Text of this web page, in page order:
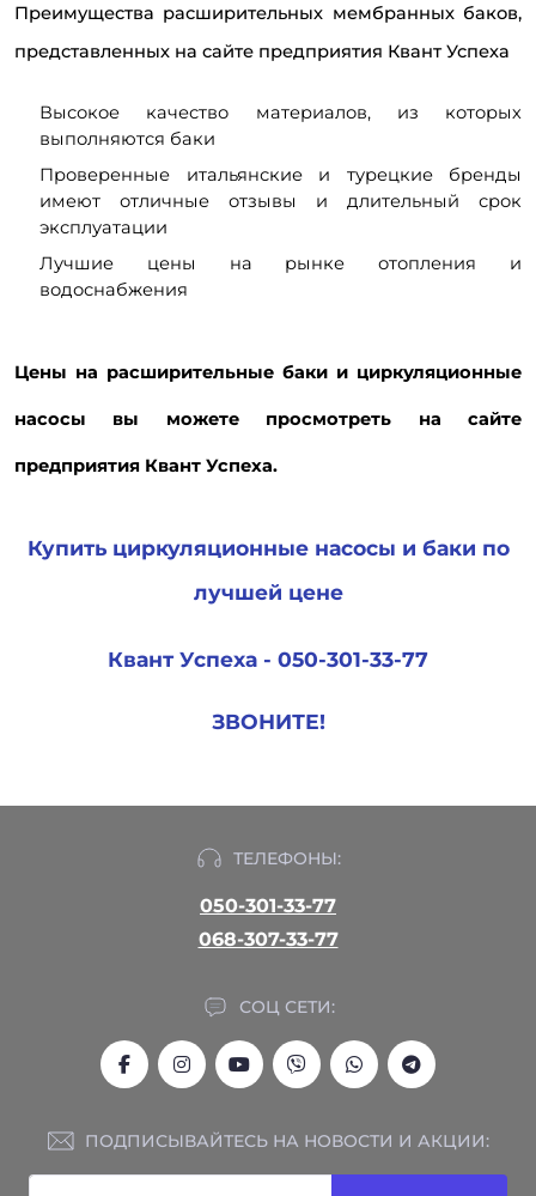
Преимущества расширительных мембранных баков,
представленных на сайте предприятия Квант Успеха
Высокое качество материалов, из которых
выполняются баки
Проверенные итальянские и турецкие бренды
имеют отличные отзывы и длительный срок
эксплуатации
Лучшие цены на рынке отопления и
водоснабжения
Цены на расширительные баки и циркуляционные
насосы вы можете просмотреть на сайте
предприятия Квант Успеха.
Купить циркуляционные насосы и баки по
лучшей цене
Квант Успеха - 050-301-33-77
ЗВОНИТЕ!
ТЕЛЕФОНЫ:
050-301-33-77
068-307-33-77
СОЦ СЕТИ:
ПОДПИСЫВАЙТЕСЬ НА НОВОСТИ И АКЦИИ: